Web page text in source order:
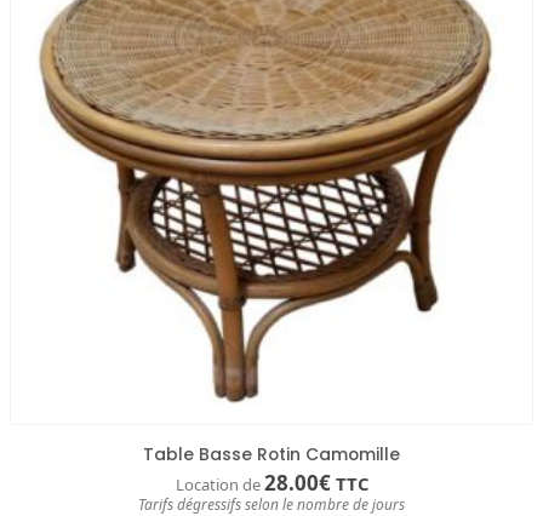
Table Basse Rotin Camomille
Location de28.00€ TTC
Tarifs dégressifs selon le nombre de jours